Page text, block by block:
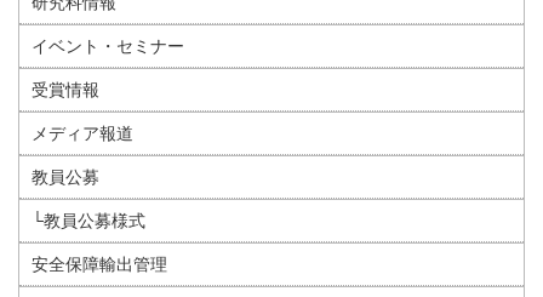
イベント・セミナー
受賞情報
メディア報道
教員公募
└教員公募様式
安全保障輸出管理